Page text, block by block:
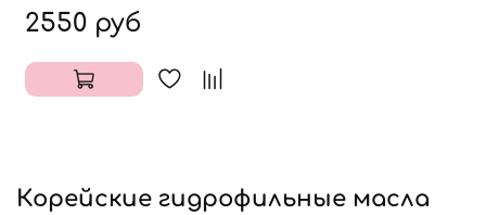
2550 руб
Корейские гидрофильные масла